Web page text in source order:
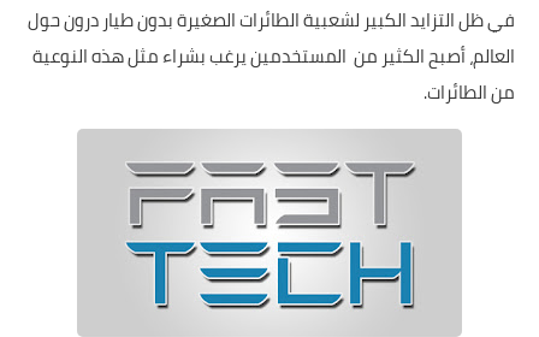
في ظل التزايد الكبير لشعبية الطائرات الصغيرة بدون طيار درون حول
العالم، أصبح الكثير من المستخدمين يرغب بشراء مثل هذه النوعية
من الطائرات.